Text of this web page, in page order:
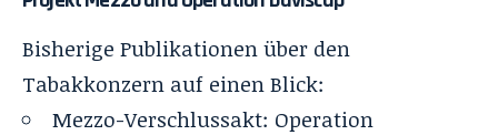
Bisherige Publikationen über den
Tabakkonzern auf einen Blick:
Mezzo-Verschlussakt: Operation